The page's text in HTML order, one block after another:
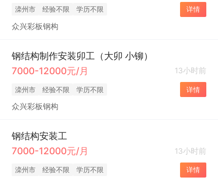
滦州市 经验不限 学历不限 详情
众兴彩板钢构
钢结构制作安装卯工（大卯 小铆）
7000-12000元/月
13小时前
滦州市 经验不限 学历不限 详情
众兴彩板钢构
钢结构安装工
7000-12000元/月
13小时前
滦州市 经验不限 学历不限 详情